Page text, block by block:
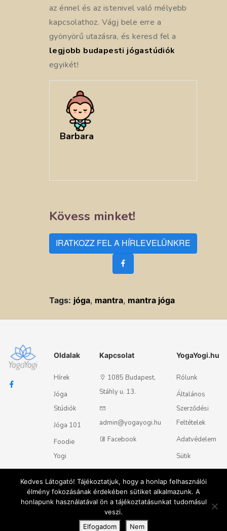
az énnel és az istenivel való mélyebb
kapcsolathoz. Vágj bele erre a
gyönyörű utazásra, és keresd fel a
legjobb budapesti jógastúdiók
egyikét!
Barbara
Kövess minket!
IRATKOZZ FEL A HÍRLEVELÜNKRE
Tags: jóga, mantra, mantra jóga
Oldalak
Hírek
Jóga
Stúdiók
Jóga 101
Foodie
Yogi
Kapcsolat
1085 Budapest,
Stáhly u. 13.
admin@yogayogi.hu
Facebook
YogaYogi.hu
Rólunk
Általános
Szerződési
Feltételek
Adatvédelem
Sütik
English © 2018 - 2026 Yogayogi.hu - Minden jog fenntartva
Kedves Látogató! Tájékoztatjuk, hogy a honlap felhasználói
élmény fokozásának érdekében sütiket alkalmazunk. A
honlapunk használatával ön a tájékoztatásunkat tudomásul
veszi.
Elfogadom
Nem